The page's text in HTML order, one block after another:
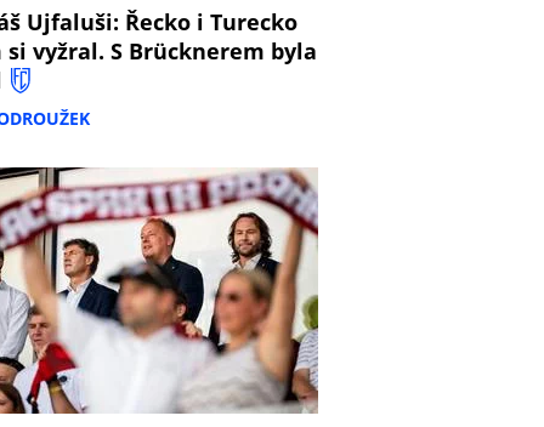
Ujfaluši: Řecko i Turecko
si vyžral. S Brücknerem byla